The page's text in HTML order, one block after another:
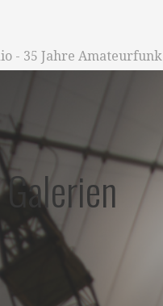
- 35 Jahre Amateurfunk
Galerien